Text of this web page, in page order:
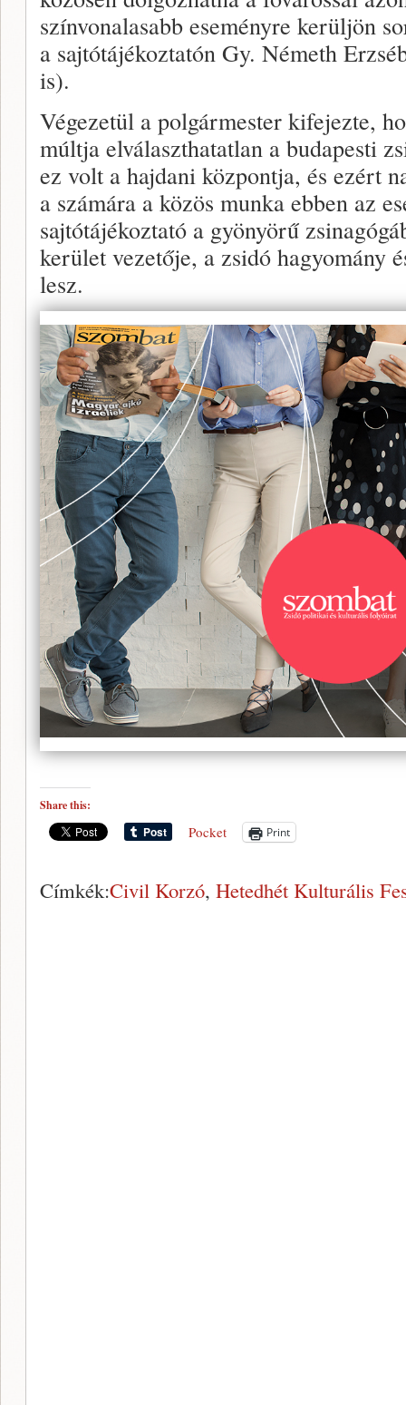
színvonalasabb eseményre kerüljön
a sajtótájékoztatón Gy. Németh
is).
Végezetül a polgármester kifejezte,
múltja elválaszthatatlan a budapesti
ez volt a hajdani központja, és ezért
a számára a közös munka ebben az
sajtótájékoztató a gyönyörű
kerület vezetője, a zsidó hagyomány
lesz.
Share this:
Pocket Print
Címkék:Civil Korzó, Hetedhét Kulturális